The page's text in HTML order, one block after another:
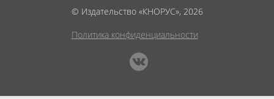
© Издательство «КНОРУС», 2026
Политика конфиденциальности